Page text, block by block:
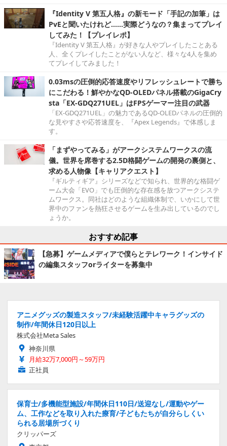
『Identity V 第五人格』の新モード「手記の加筆」は
PvEと聞いたけれど……実際どうなの？集まってプレイ
してみた！【プレイレポ】
『Identity V 第五人格』が好きな人やプレイしたことある
人、全くプレイしたことがない人など、様々な4人を集め
てプレイしてみました！
0.03msの圧倒的応答速度やリフレッシュレートで勝ち
にこだわる！鮮やかなQD-OLEDパネル搭載のGigaCry
sta「EX-GDQ271UEL」はFPSゲーマー注目の武器
「EX-GDQ271UEL」の魅力であるQD-OLEDパネルの圧倒的
な見やすさや応答速度を、『Apex Legends』で体感しま
す。
「まずやってみる」がアークシステムワークスの流
儀。世界を席巻する2.5D格闘ゲームの開発の裏側と、
求める人物像【キャリアクエスト】
『ギルティギア』シリーズなどで知られ、世界的な格闘ゲ
ーム大会「EVO」でも圧倒的な存在感を放つアークシステ
ムワークス。同社はどのような組織体制で、いかにして世
界中のファンを熱狂させるゲームを生み出しているのでし
ょうか。
おすすめ記事
【急募】ゲームメディアで僕らとテレワーク！インサイド
の編集スタッフorライターを募集中
アニメグッズの製造スタッフ/未経験活躍中キャラグッズの
制作/年間休日120日以上
株式会社Meta Sales
神奈川県
月給32万7,000円～59万円
正社員
保育士/多機能型施設/年間休日110日/送迎なし/運動やゲー
ム、工作などを取り入れた療育/子どもたちが自分らしくい
られる居場所づくり
クリッパーズ